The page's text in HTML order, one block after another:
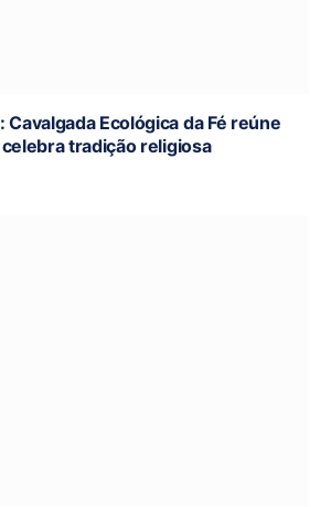
Cavalgada Ecológica da Fé reúne
tradição religiosa